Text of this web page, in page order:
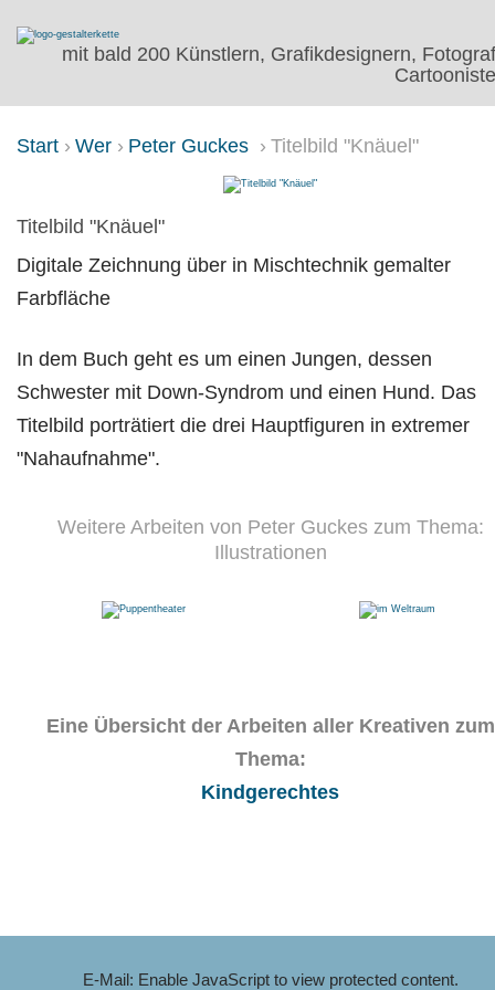
mit bald 200 Künstlern, Grafikdesignern,
Start Wer Peter Guckes Titelbild "Knäuel"
TITELBILD "KNÄUEL"
Titelbild "Knäuel"
Digitale Zeichnung über in Mischtechnik gemalter
Farbfläche
In dem Buch geht es um einen Jungen, dessen
Schwester mit Down-Syndrom und einen Hund. Das
Titelbild porträtiert die drei Hauptfiguren in extremer
"Nahaufnahme".
Weitere Arbeiten von Peter Guckes zum Thema:
Illustrationen
Eine Übersicht der Arbeiten aller Kreativen zum
Thema:
Kindgerechtes
E-Mail: Enable JavaScript to view protected content.